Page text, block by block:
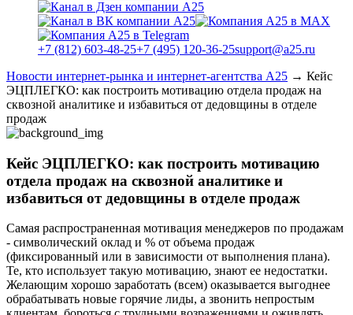
+7 (812) 603-48-25+7 (495) 120-36-25support@a25.ru
Новости интернет-рынка и интернет-агентства А25 → Кейс
ЭЦПЛЕГКО: как построить мотивацию отдела продаж на
сквозной аналитике и избавиться от дедовщины в отделе
продаж
Кейс ЭЦПЛЕГКО: как построить мотивацию
отдела продаж на сквозной аналитике и
избавиться от дедовщины в отделе продаж
Самая распространенная мотивация менеджеров по продажам
- символический оклад и % от объема продаж
(фиксированный или в зависимости от выполнения плана).
Те, кто использует такую мотивацию, знают ее недостатки.
Желающим хорошо заработать (всем) оказывается выгоднее
обрабатывать новые горячие лиды, а звонить непростым